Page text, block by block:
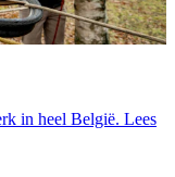
in heel België. Lees